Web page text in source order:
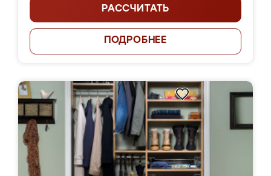
РАССЧИТАТЬ
ПОДРОБНЕЕ